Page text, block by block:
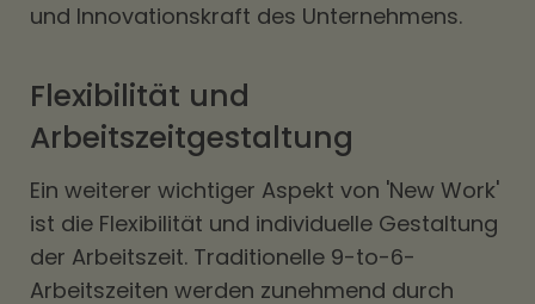
und Innovationskraft des Unternehmens.
Flexibilität und
Arbeitszeitgestaltung
Ein weiterer wichtiger Aspekt von 'New Work'
ist die Flexibilität und individuelle Gestaltung
der Arbeitszeit. Traditionelle 9-to-6-
Arbeitszeiten werden zunehmend durch